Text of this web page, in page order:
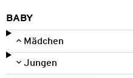
BABY
Mädchen
Jungen